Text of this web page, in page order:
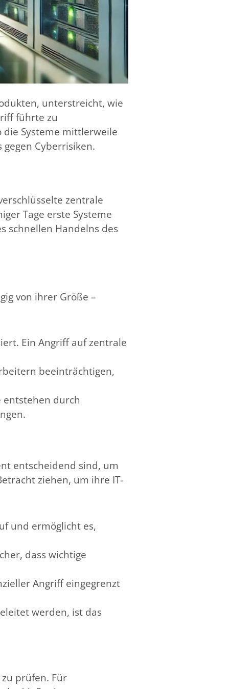
unterstreicht, wie
führte zu
die Systeme mittlerweile
Cyberrisiken.
zentrale
Tage erste Systeme
schnellen Handelns des
von ihrer Größe –
Ein Angriff auf zentrale
beeinträchtigen,
entstehen durch
entscheidend sind, um
ziehen, um ihre IT-
und ermöglicht es,
dass wichtige
Angriff eingegrenzt
werden, ist das
prüfen. Für